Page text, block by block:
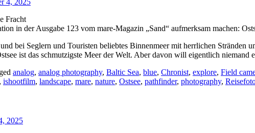
4, 2025
Fracht
in der Ausgabe 123 vom mare-Magazin „Sand“ aufmerksam machen:
bei Seglern und Touristen beliebtes Binnenmeer mit herrlichen
ist das schmutzigste Meer der Welt. Aber davon will eigentlich niemand
analog, analog photography, Baltic Sea, blue, Chronist, explore, Field
, ishootfilm, landscape, mare, nature, Ostsee, pathfinder, photography,
2025